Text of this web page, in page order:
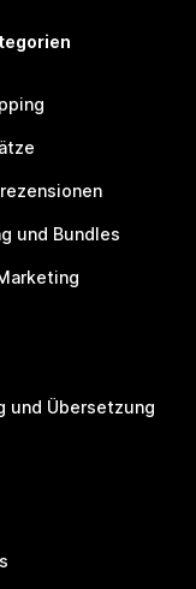
und Bundles
und Übersetzung